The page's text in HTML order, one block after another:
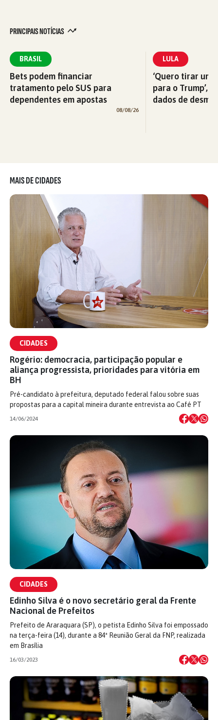
PRINCIPAIS NOTÍCIAS
BRASIL
Bets podem financiar
tratamento pelo SUS para
dependentes em apostas
08/08/26
LULA
‘Quero tirar
para o Trump’,
dados de
MAIS DE CIDADES
CIDADES
Rogério: democracia, participação popular e
aliança progressista, prioridades para vitória em
BH
Pré-candidato à prefeitura, deputado federal falou sobre suas
propostas para a capital mineira durante entrevista ao Café PT
14/06/2024
CIDADES
Edinho Silva é o novo secretário geral da Frente
Nacional de Prefeitos
Prefeito de Araraquara (SP), o petista Edinho Silva foi empossado
na terça-feira (14), durante a 84ª Reunião Geral da FNP, realizada
em Brasília
16/03/2023